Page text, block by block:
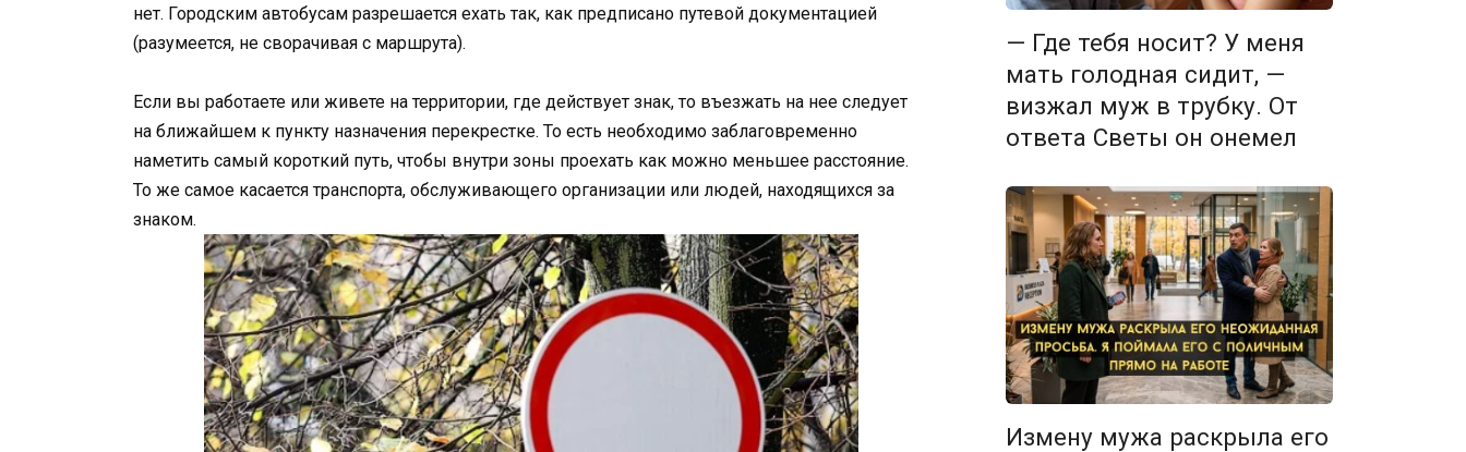
нет. Городским автобусам разрешается ехать так, как предписано путевой документацией
(разумеется, не сворачивая с маршрута).
Если вы работаете или живете на территории, где действует знак, то въезжать на нее следует
на ближайшем к пункту назначения перекрестке. То есть необходимо заблаговременно
наметить самый короткий путь, чтобы внутри зоны проехать как можно меньшее расстояние.
То же самое касается транспорта, обслуживающего организации или людей, находящихся за
знаком.
— Где тебя носит? У меня
мать голодная сидит, —
визжал муж в трубку. От
ответа Светы он онемел
Измену мужа раскрыла его